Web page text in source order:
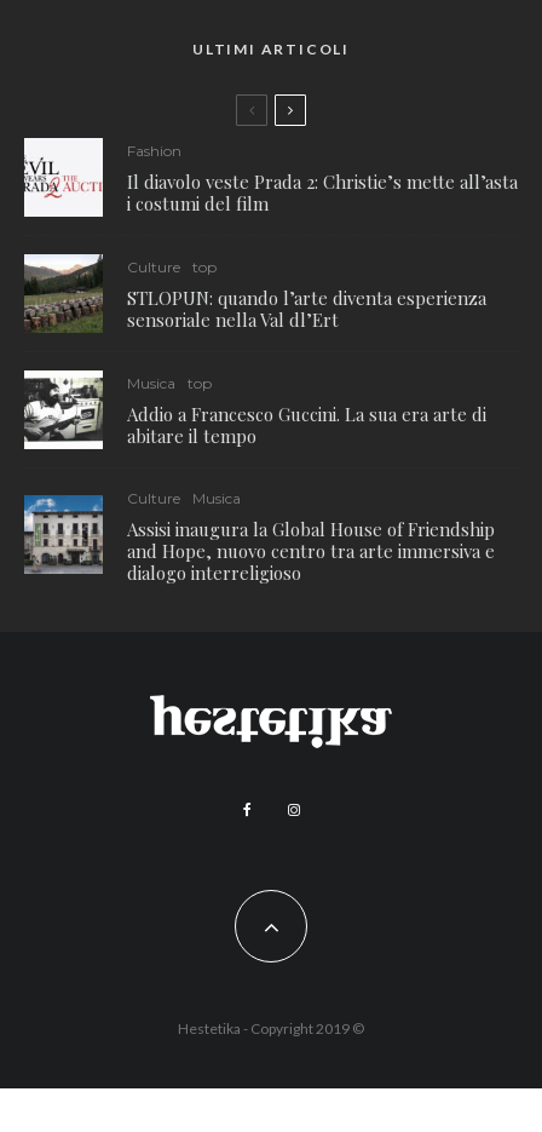
ULTIMI ARTICOLI
Fashion
Il diavolo veste Prada 2: Christie’s mette all’asta
i costumi del film
Culture top
STLOPUN: quando l’arte diventa esperienza
sensoriale nella Val dl’Ert
Musica top
Addio a Francesco Guccini. La sua era arte di
abitare il tempo
Culture Musica
Assisi inaugura la Global House of Friendship
and Hope, nuovo centro tra arte immersiva e
dialogo interreligioso
Hestetika - Copyright 2019 ©